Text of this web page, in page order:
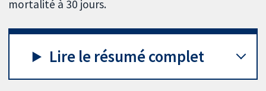
mortalité à 30 jours.
Lire le résumé complet